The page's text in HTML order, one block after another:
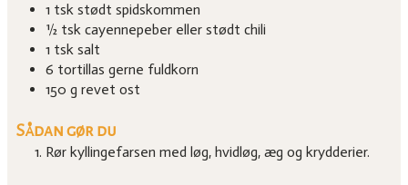
1 tsk stødt spidskommen
½ tsk cayennepeber eller stødt chili
1 tsk salt
6 tortillas gerne fuldkorn
150 g revet ost
Sådan gør du
Rør kyllingefarsen med løg, hvidløg, æg og krydderier.